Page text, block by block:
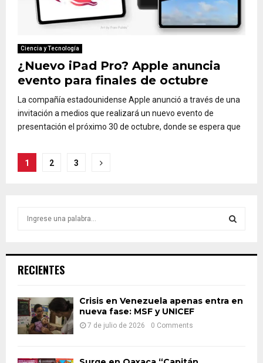
Ciencia y Tecnología
¿Nuevo iPad Pro? Apple anuncia
evento para finales de octubre
La compañía estadounidense Apple anunció a través de una
invitación a medios que realizará un nuevo evento de
presentación el próximo 30 de octubre, donde se espera que
Paginación
1 2 3
h
o
:
RECIENTES
Crisis en Venezuela apenas entra en
nueva fase: MSF y UNICEF
7 de julio de 2026 0 Comments